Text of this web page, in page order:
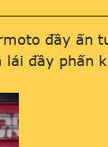
đầy ấn
đầy phấn